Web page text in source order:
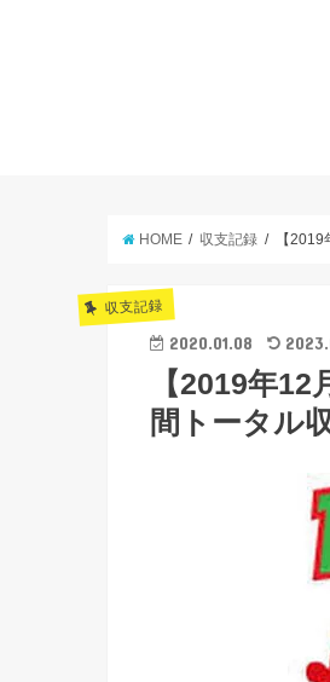
HOME 収支記録 【
収支記録
2020.01.08
【2019年
間トータル